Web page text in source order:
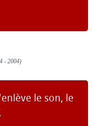
- 2004)
le son, le